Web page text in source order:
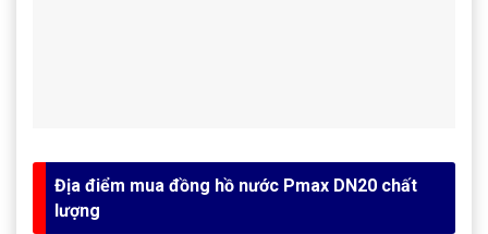
Địa điểm mua đồng hồ nước Pmax DN20 chất
lượng